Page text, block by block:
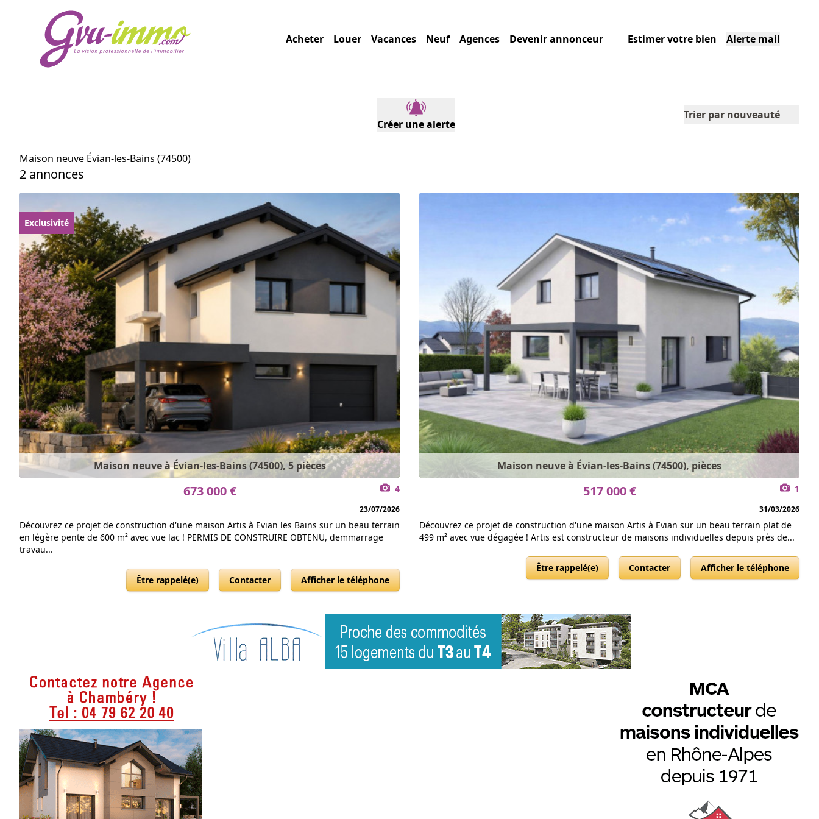
Acheter Louer Vacances Neuf Agences Devenir annonceur Estimer votre bien Alerte mail
Créer une alerte
Trier par nouveauté
Maison neuve Évian-les-Bains (74500)
2 annonces
Maison neuve à Évian-les-Bains (74500), 5 pièces
Exclusivité
673 000 € 4
23/07/2026
Découvrez ce projet de construction d'une maison Artis à Evian les Bains sur un beau terrain
en légère pente de 600 m² avec vue lac ! PERMIS DE CONSTRUIRE OBTENU, demmarrage
travau...
Être rappelé(e) Contacter Afficher le téléphone
Maison neuve à Évian-les-Bains (74500), pièces
517 000 € 1
31/03/2026
Découvrez ce projet de construction d'une maison Artis à Evian sur un beau terrain plat de
499 m² avec vue dégagée ! Artis est constructeur de maisons individuelles depuis près de...
Être rappelé(e) Contacter Afficher le téléphone